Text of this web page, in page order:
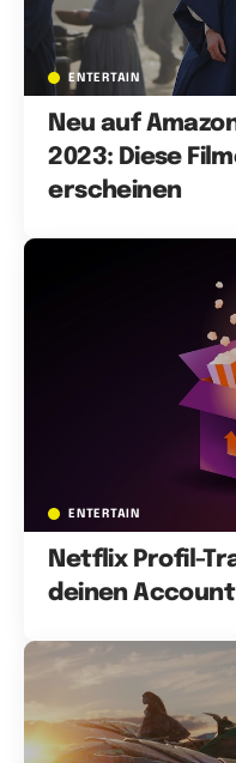
ENTERTAIN
Neu auf
2023: Diese
erscheinen
ENTERTAIN
Netflix Profil-
deinen